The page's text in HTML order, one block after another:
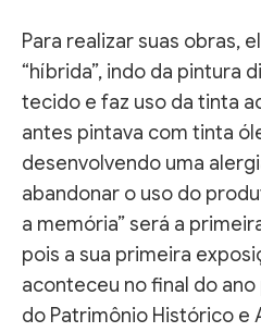
Para realizar suas obras,
“híbrida”, indo da pintura
tecido e faz uso da tinta
antes pintava com tinta
desenvolvendo uma
abandonar o uso do
a memória” será a
pois a sua primeira
aconteceu no final do
do Patrimônio Histórico e